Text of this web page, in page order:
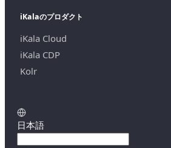
iKalaのプロダクト
iKala Cloud
iKala CDP
Kolr
日本語